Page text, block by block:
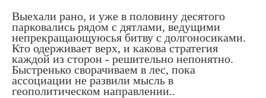
Выехали рано, и уже в половину десятого
парковались рядом с дятлами, ведущими
непрекращающуюсья битву с долгоносиками.
Кто одерживает верх, и какова стратегия
каждой из сторон - решительно непонятно.
Быстренько сворачиваем в лес, пока
ассоциации не развили мысль в
геополитическом направлении..